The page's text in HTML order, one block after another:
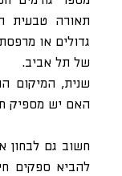
תאורה טבעית
גדולים או
של תל אביב.
שנית, המיקום
האם יש מספיק
חשוב גם לבחון
להביא ספקים